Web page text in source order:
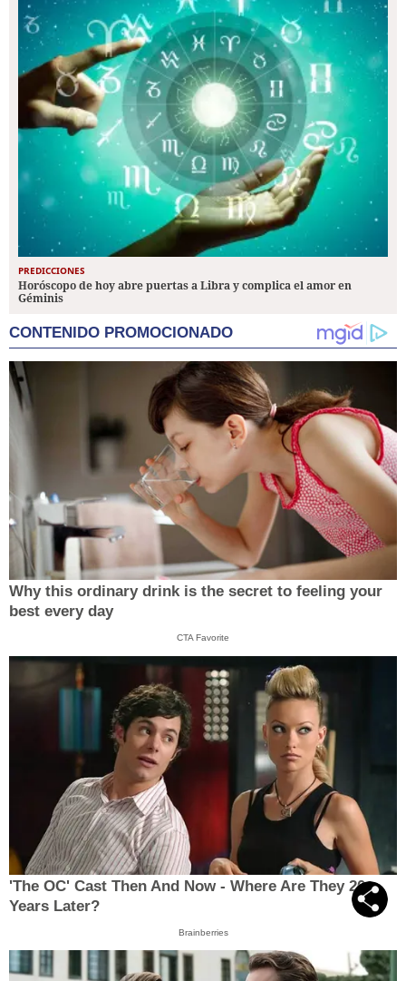
PREDICCIONES
Horóscopo de hoy abre puertas a Libra y complica el amor en
Géminis
CONTENIDO PROMOCIONADO
Why this ordinary drink is the secret to feeling your
best every day
CTA Favorite
'The OC' Cast Then And Now - Where Are They 20
Years Later?
Brainberries